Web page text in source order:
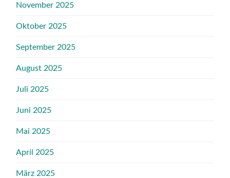
November 2025
Oktober 2025
September 2025
August 2025
Juli 2025
Juni 2025
Mai 2025
April 2025
März 2025